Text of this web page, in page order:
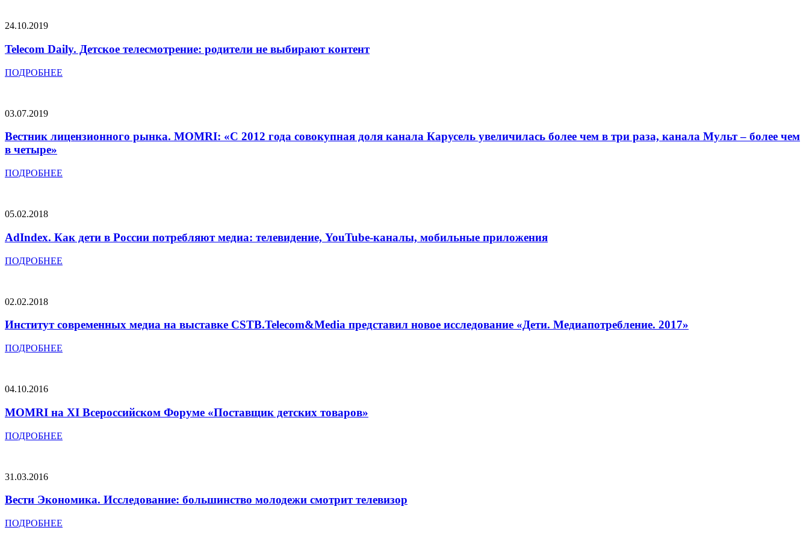
24.10.2019
Telecom Daily. Детское телесмотрение: родители не выбирают контент
ПОДРОБНЕЕ
03.07.2019
Вестник лицензионного рынка. MOMRI: «С 2012 года совокупная доля канала Карусель увеличилась более чем в три раза, канала Мульт – более чем
в четыре»
ПОДРОБНЕЕ
05.02.2018
AdIndex. Как дети в России потребляют медиа: телевидение, YouTube-каналы, мобильные приложения
ПОДРОБНЕЕ
02.02.2018
Институт современных медиа на выставке CSTB.Telecom&Media представил новое исследование «Дети. Медиапотребление. 2017»
ПОДРОБНЕЕ
04.10.2016
MOMRI на XI Всероссийском Форуме «Поставщик детских товаров»
ПОДРОБНЕЕ
31.03.2016
Вести Экономика. Исследование: большинство молодежи смотрит телевизор
ПОДРОБНЕЕ